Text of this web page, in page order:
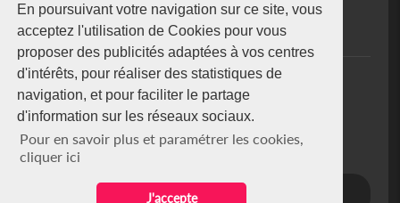
En poursuivant votre navigation sur ce site, vous
acceptez l'utilisation de Cookies pour vous
proposer des publicités adaptées à vos centres
d'intérêts, pour réaliser des statistiques de
navigation, et pour faciliter le partage
d'information sur les réseaux sociaux.
Pour en savoir plus et paramétrer les cookies,
cliquer ici
J'accepte
koaci@yahoo.fr
+225 07 08 85 52 93
NEWSLETTER
Restez connecté via notre newsletter
S'abonner
Se désabonner